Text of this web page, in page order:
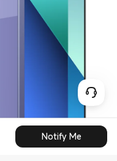
Notify Me